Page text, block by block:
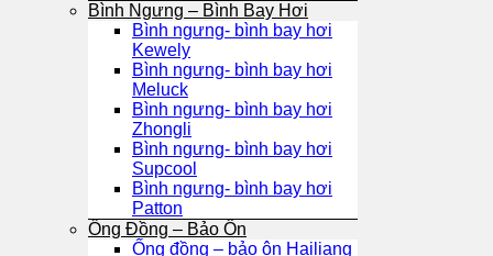
Bình Ngưng – Bình Bay Hơi
Bình ngưng- bình bay hơi
Kewely
Bình ngưng- bình bay hơi
Meluck
Bình ngưng- bình bay hơi
Zhongli
Bình ngưng- bình bay hơi
Supcool
Bình ngưng- bình bay hơi
Patton
Ống Đồng – Bảo Ôn
Ống đồng – bảo ôn Hailiang